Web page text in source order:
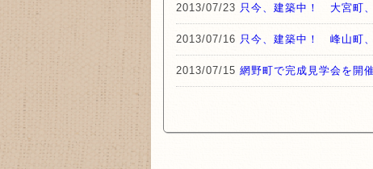
2013/07/23 只今、建築中！ 大宮町
2013/07/16 只今、建築中！ 峰山町
2013/07/15 網野町で完成見学会を開